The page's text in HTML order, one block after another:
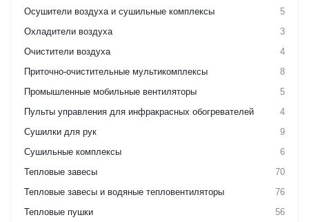
Осушители воздуха и сушильные комплексы
5
Охладители воздуха
3
Очистители воздуха
4
Приточно-очистительные мультикомплексы
8
Промышленные мобильные вентиляторы
5
Пульты управления для инфракрасных обогревателей
4
Сушилки для рук
9
Сушильные комплексы
6
Тепловые завесы
70
Тепловые завесы и водяные тепловентиляторы
76
Тепловые пушки
56